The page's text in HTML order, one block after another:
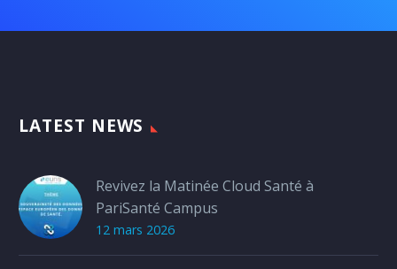
LATEST NEWS
Revivez la Matinée Cloud Santé à
PariSanté Campus
12 mars 2026